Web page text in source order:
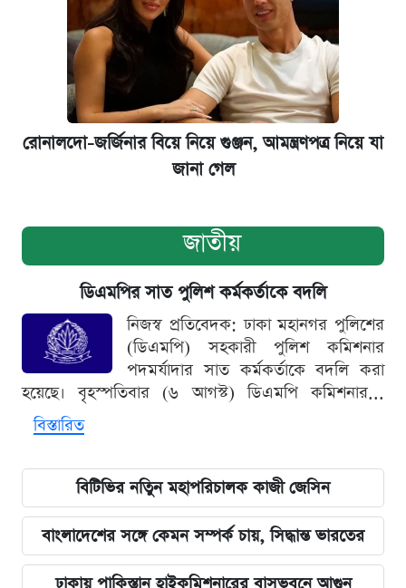
রোনালদো-জর্জিনার বিয়ে নিয়ে গুঞ্জন, আমন্ত্রণপত্র নিয়ে যা
জানা গেল
জাতীয়
ডিএমপির সাত পুলিশ কর্মকর্তাকে বদলি
নিজস্ব প্রতিবেদক: ঢাকা মহানগর পুলিশের
(ডিএমপি) সহকারী পুলিশ কমিশনার
পদমর্যাদার সাত কর্মকর্তাকে বদলি করা
হয়েছে। বৃহস্পতিবার (৬ আগস্ট) ডিএমপি কমিশনার...
বিস্তারিত
বিটিভির নতিুন মহাপরিচালক কাজী জেসিন
বাংলাদেশের সঙ্গে কেমন সম্পর্ক চায়, সিদ্ধান্ত ভারতের